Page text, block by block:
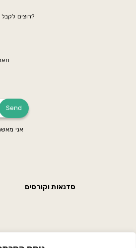
סדנאות וקורסים
רוצים לקבל עידכונים על מוצרים חדשים?
אני